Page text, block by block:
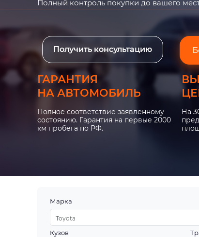
Полный контроль покупки до вашего
Получить консультацию
ГАРАНТИЯ
НА АВТОМОБИЛЬ
Полное соответствие заявленному
состоянию. Гарантия на первые 2000
км пробега по РФ.
На
Марка
Toyota
Кузов